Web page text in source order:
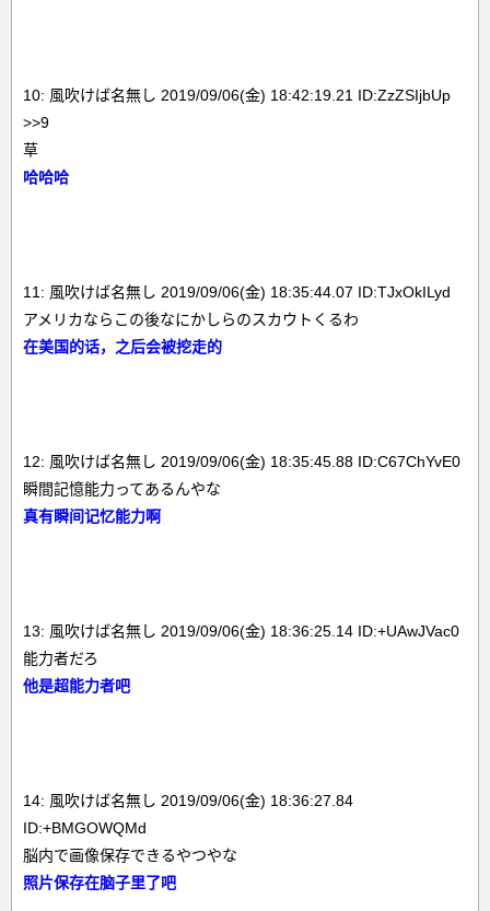
10: 風吹けば名無し 2019/09/06(金) 18:42:19.21 ID:ZzZSIjbUp
>>9
草
哈哈哈
11: 風吹けば名無し 2019/09/06(金) 18:35:44.07 ID:TJxOkILyd
アメリカならこの後なにかしらのスカウトくるわ
在美国的话，之后会被挖走的
12: 風吹けば名無し 2019/09/06(金) 18:35:45.88 ID:C67ChYvE0
瞬間記憶能力ってあるんやな
真有瞬间记忆能力啊
13: 風吹けば名無し 2019/09/06(金) 18:36:25.14 ID:+UAwJVac0
能力者だろ
他是超能力者吧
14: 風吹けば名無し 2019/09/06(金) 18:36:27.84
ID:+BMGOWQMd
脳内で画像保存できるやつやな
照片保存在脑子里了吧